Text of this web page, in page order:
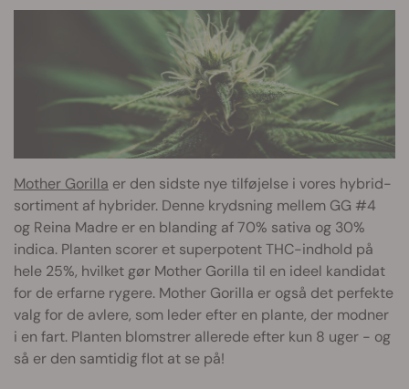
Mother Gorilla er den sidste nye tilføjelse i vores hybrid-
sortiment af hybrider. Denne krydsning mellem GG #4
og Reina Madre er en blanding af 70% sativa og 30%
indica. Planten scorer et superpotent THC-indhold på
hele 25%, hvilket gør Mother Gorilla til en ideel kandidat
for de erfarne rygere. Mother Gorilla er også det perfekte
valg for de avlere, som leder efter en plante, der modner
i en fart. Planten blomstrer allerede efter kun 8 uger - og
så er den samtidig flot at se på!